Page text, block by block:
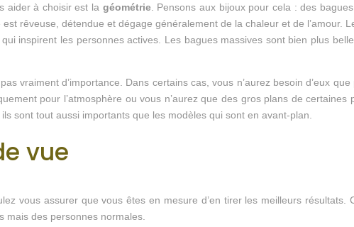
aider à choisir est la géométrie. Pensons aux bijoux pour cela : des
est rêveuse, détendue et dégage généralement de la chaleur et de l’amour.
inspirent les personnes actives. Les bagues massives sont bien plus
vraiment d’importance. Dans certains cas, vous n’aurez besoin d’eux
pour l’atmosphère ou vous n’aurez que des gros plans de
sont tout aussi importants que les modèles qui sont en avant-plan.
vue
vous assurer que vous êtes en mesure d’en tirer les meilleurs résultats.
mais des personnes normales.